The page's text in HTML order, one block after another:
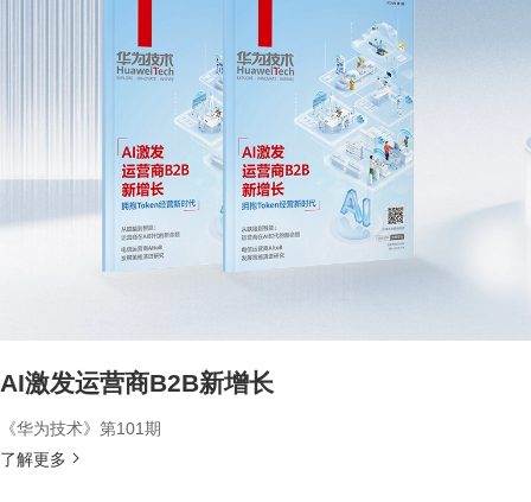
AI激发运营商B2B新增长
《华为技术》第101期
了解更多